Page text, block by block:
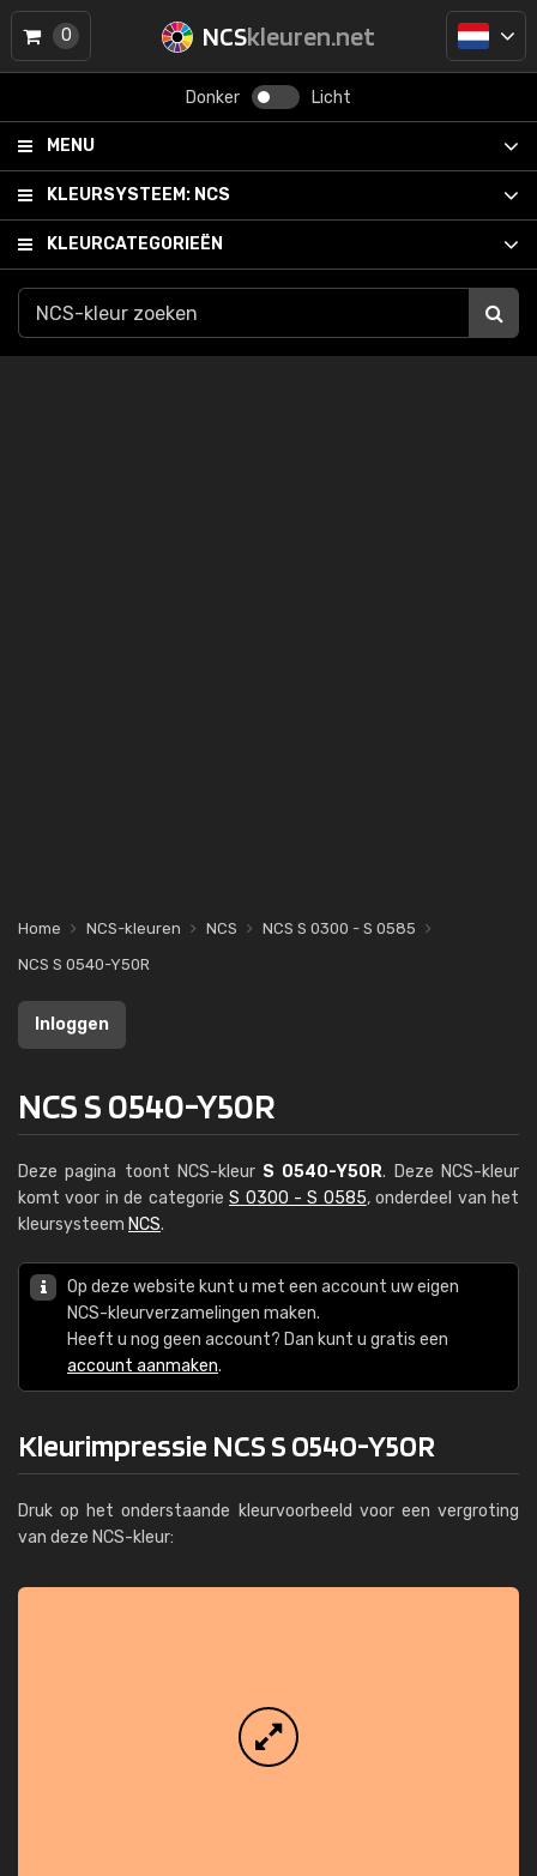
NCSkleuren.net
Donker Licht
MENU
KLEURSYSTEEM: NCS
KLEURCATEGORIEËN
0
Home NCS-kleuren NCS
NCS S 0300 - S 0585
NCS S 0540-Y50R
Inloggen
NCS S 0540-Y50R
Deze pagina toont NCS-kleur S 0540-Y50R. Deze NCS-kleur
komt voor in de categorieS 0300 - S 0585, onderdeel van het
kleursysteem NCS.
Op deze website kunt u met een account uw eigen
NCS-kleurverzamelingen maken.
Heeft u nog geen account? Dan kunt u gratis een
account aanmaken.
Kleurimpressie NCS S 0540-Y50R
Druk op het onderstaande kleurvoorbeeld voor een vergroting
van deze NCS-kleur: